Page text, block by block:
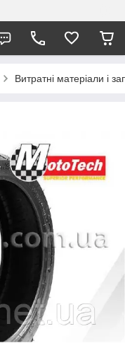
Витратні матеріали і